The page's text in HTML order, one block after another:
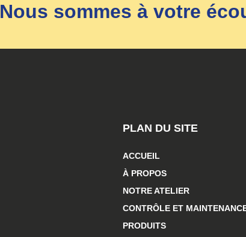
Nous sommes à votre
PLAN DU SITE
ACCUEIL
À PROPOS
NOTRE ATELIER
CONTRÔLE ET
PRODUITS